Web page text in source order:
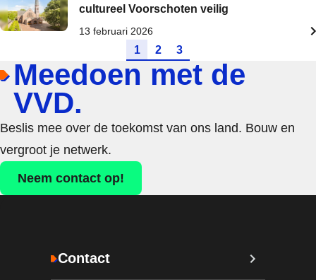
cultureel Voorschoten veilig
13 februari 2026
Ga naar pagina
1 Ga naar pagina
2 Ga naar pagina
3
Meedoen met de
VVD.
Beslis mee over de toekomst van ons land. Bouw en
vergroot je netwerk.
Neem contact op!
Contact